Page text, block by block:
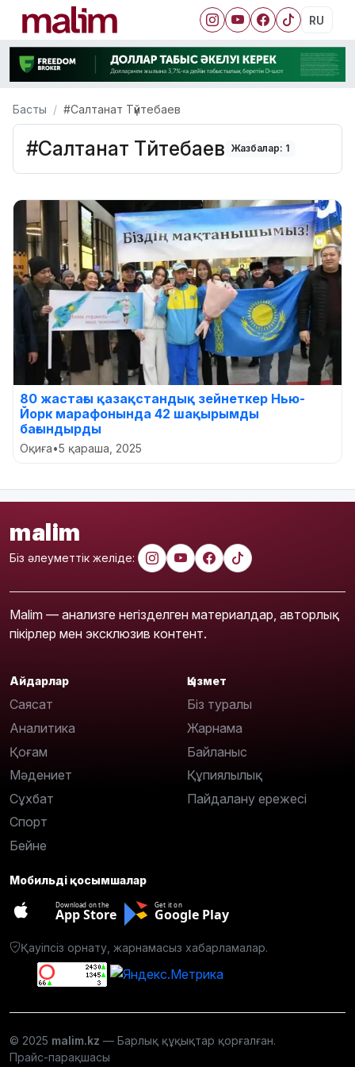
RU
Басты #Салтанат Түйтебаев
#Салтанат Түйтебаев Жазбалар: 1
80 жастағы қазақстандық зейнеткер Нью-
Йорк марафонында 42 шақырымды
бағындырды
Оқиға•5 қараша, 2025
malim
Біз әлеуметтік желіде:
Malim — анализге негізделген материалдар, авторлық
пікірлер мен эксклюзив контент.
Айдарлар
Саясат
Аналитика
Қоғам
Мәдениет
Сұхбат
Спорт
Бейне
Қызмет
Біз туралы
Жарнама
Байланыс
Құпиялылық
Пайдалану ережесі
Мобильді қосымшалар
Download on the
App Store
Get it on
Google Play
Қауіпсіз орнату, жарнамасыз хабарламалар.
© 2025 malim.kz — Барлық құқықтар қорғалған.
Прайс-парақшасы